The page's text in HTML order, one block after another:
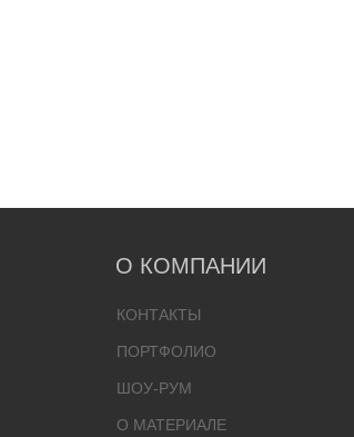
О КОМПАНИИ
КОНТАКТЫ
ПОРТФОЛИО
ШОУ-РУМ
О МАТЕРИАЛЕ